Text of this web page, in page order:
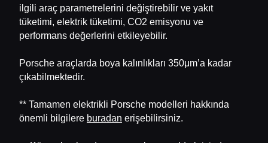
ilgili araç parametrelerini değiştirebilir ve yakıt
tüketimi, elektrik tüketimi, CO2 emisyonu ve
performans değerlerini etkileyebilir.
Porsche araçlarda boya kalınlıkları 350μm’a kadar
çıkabilmektedir.
** Tamamen elektrikli Porsche modelleri hakkında
önemli bilgilere buradan erişebilirsiniz.